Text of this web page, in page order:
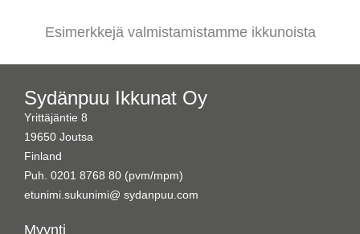
Esimerkkejä valmistamistamme ikkunoista
Sydänpuu Ikkunat Oy
Yrittäjäntie 8
19650 Joutsa
Finland
Puh. 0201 8768 80 (pvm/mpm)
etunimi.sukunimi@ sydanpuu.com
Myynti